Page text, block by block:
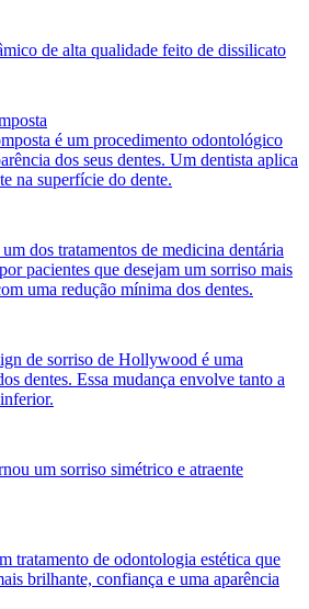
de alta qualidade feito de dissilicato
é um procedimento odontológico
dos seus dentes. Um dentista aplica
na superfície do dente.
dos tratamentos de medicina dentária
pacientes que desejam um sorriso mais
uma redução mínima dos dentes.
de sorriso de Hollywood é uma
dentes. Essa mudança envolve tanto a
um sorriso simétrico e atraente
tratamento de odontologia estética que
brilhante, confiança e uma aparência